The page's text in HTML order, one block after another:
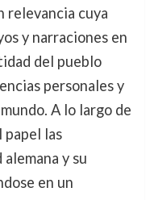
relevancia cuya
y narraciones en
del pueblo
personales y
A lo largo de
papel las
y su
en un